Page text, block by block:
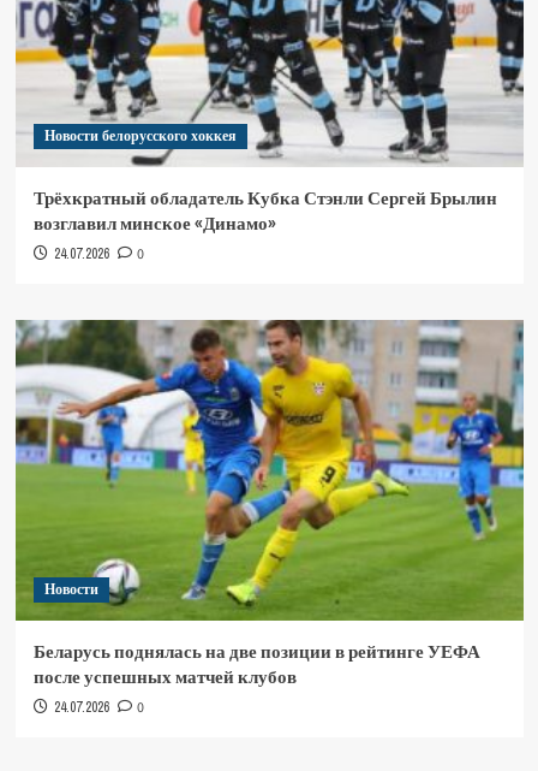
Новости белорусского хоккея
Трёхкратный обладатель Кубка Стэнли Сергей Брылин
возглавил минское «Динамо»
24.07.2026 0
Новости
Беларусь поднялась на две позиции в рейтинге УЕФА
после успешных матчей клубов
24.07.2026 0